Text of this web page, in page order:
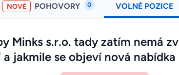
NOVÉ POHOVORY 0 VOLNÉ POZICE
Minks s.r.o. tady zatím nemá
jakmile se objeví nová